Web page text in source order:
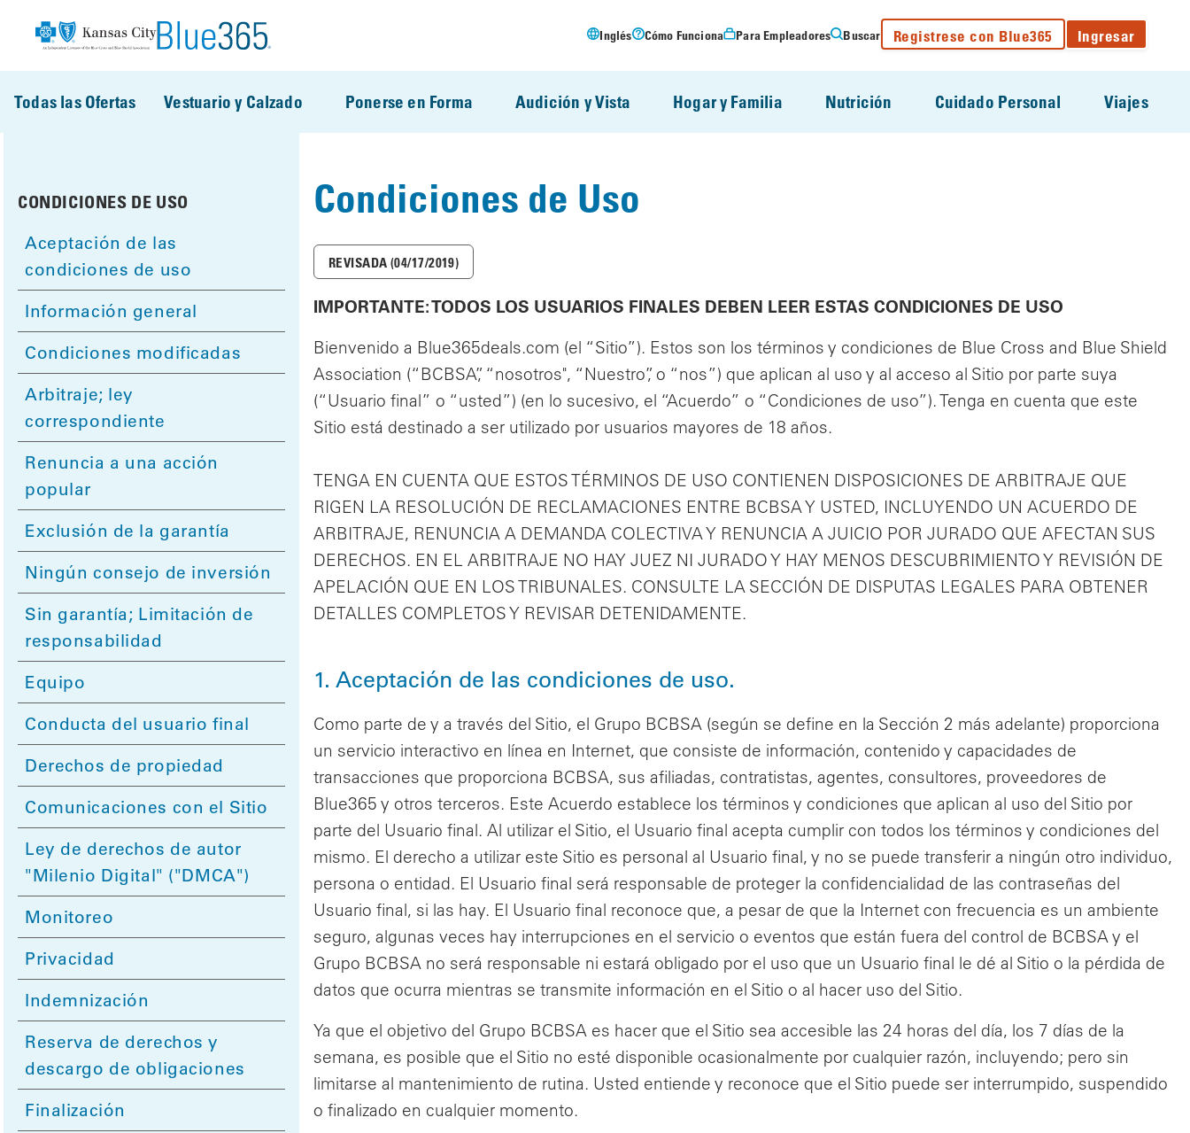
Inglés Cómo Funciona Para Empleadores Buscar Registrese con Blue365 Ingresar
Todas las Ofertas Vestuario y Calzado Ponerse en Forma Audición y Vista Hogar y Familia Nutrición Cuidado Personal Viajes
CONDICIONES DE USO
Aceptación de las
condiciones de uso
Información general
Condiciones modificadas
Arbitraje; ley
correspondiente
Renuncia a una acción
popular
Exclusión de la garantía
Ningún consejo de inversión
Sin garantía; Limitación de
responsabilidad
Equipo
Conducta del usuario final
Derechos de propiedad
Comunicaciones con el Sitio
Ley de derechos de autor
"Milenio Digital" ("DMCA")
Monitoreo
Privacidad
Indemnización
Reserva de derechos y
descargo de obligaciones
Finalización
Condiciones de Uso
REVISADA (04/17/2019)
IMPORTANTE: TODOS LOS USUARIOS FINALES DEBEN LEER ESTAS CONDICIONES DE USO
Bienvenido a Blue365deals.com (el “Sitio”). Estos son los términos y condiciones de Blue Cross and Blue Shield
Association (“BCBSA”, “nosotros", “Nuestro”, o “nos”) que aplican al uso y al acceso al Sitio por parte suya
(“Usuario final” o “usted”) (en lo sucesivo, el “Acuerdo” o “Condiciones de uso”). Tenga en cuenta que este
Sitio está destinado a ser utilizado por usuarios mayores de 18 años.
TENGA EN CUENTA QUE ESTOS TÉRMINOS DE USO CONTIENEN DISPOSICIONES DE ARBITRAJE QUE
RIGEN LA RESOLUCIÓN DE RECLAMACIONES ENTRE BCBSA Y USTED, INCLUYENDO UN ACUERDO DE
ARBITRAJE, RENUNCIA A DEMANDA COLECTIVA Y RENUNCIA A JUICIO POR JURADO QUE AFECTAN SUS
DERECHOS. EN EL ARBITRAJE NO HAY JUEZ NI JURADO Y HAY MENOS DESCUBRIMIENTO Y REVISIÓN DE
APELACIÓN QUE EN LOS TRIBUNALES. CONSULTE LA SECCIÓN DE DISPUTAS LEGALES PARA OBTENER
DETALLES COMPLETOS Y REVISAR DETENIDAMENTE.
1. Aceptación de las condiciones de uso.
Como parte de y a través del Sitio, el Grupo BCBSA (según se define en la Sección 2 más adelante) proporciona
un servicio interactivo en línea en Internet, que consiste de información, contenido y capacidades de
transacciones que proporciona BCBSA, sus afiliadas, contratistas, agentes, consultores, proveedores de
Blue365 y otros terceros. Este Acuerdo establece los términos y condiciones que aplican al uso del Sitio por
parte del Usuario final. Al utilizar el Sitio, el Usuario final acepta cumplir con todos los términos y condiciones del
mismo. El derecho a utilizar este Sitio es personal al Usuario final, y no se puede transferir a ningún otro individuo,
persona o entidad. El Usuario final será responsable de proteger la confidencialidad de las contraseñas del
Usuario final, si las hay. El Usuario final reconoce que, a pesar de que la Internet con frecuencia es un ambiente
seguro, algunas veces hay interrupciones en el servicio o eventos que están fuera del control de BCBSA y el
Grupo BCBSA no será responsable ni estará obligado por el uso que un Usuario final le dé al Sitio o la pérdida de
datos que ocurra mientras se transmite información en el Sitio o al hacer uso del Sitio.
Ya que el objetivo del Grupo BCBSA es hacer que el Sitio sea accesible las 24 horas del día, los 7 días de la
semana, es posible que el Sitio no esté disponible ocasionalmente por cualquier razón, incluyendo; pero sin
limitarse al mantenimiento de rutina. Usted entiende y reconoce que el Sitio puede ser interrumpido, suspendido
o finalizado en cualquier momento.